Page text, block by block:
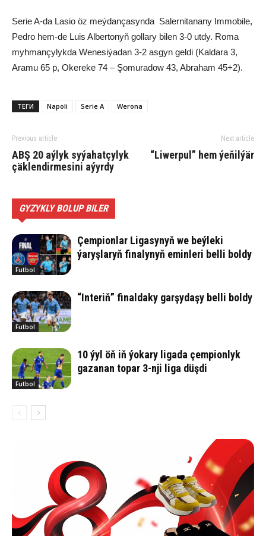
Serie A-da Lasio öz meýdançasynda Salernitanany Immobile,
Pedro hem-de Luis Albertonyň gollary bilen 3-0 utdy. Roma
myhmançylykda Wenesiýadan 3-2 asgyn geldi (Kaldara 3,
Aramu 65 p, Okereke 74 – Şomuradow 43, Abraham 45+2).
ТЕГИ Napoli Serie A Werona
Previous article
ABŞ 20 aýlyk syýahatçylyk
çäklendirmesini aýyrdy
Next article
“Liwerpul” hem ýeňilýär
GYZYKLY BOLUP BILER
Futbol
Çempionlar Ligasynyň we beýleki
ýaryşlaryň finalynyň eminleri belli boldy
Futbol
“Interiň” finaldaky garşydaşy belli boldy
Futbol
10 ýyl öň iň ýokary ligada çempionlyk
gazanan topar 3-nji liga düşdi